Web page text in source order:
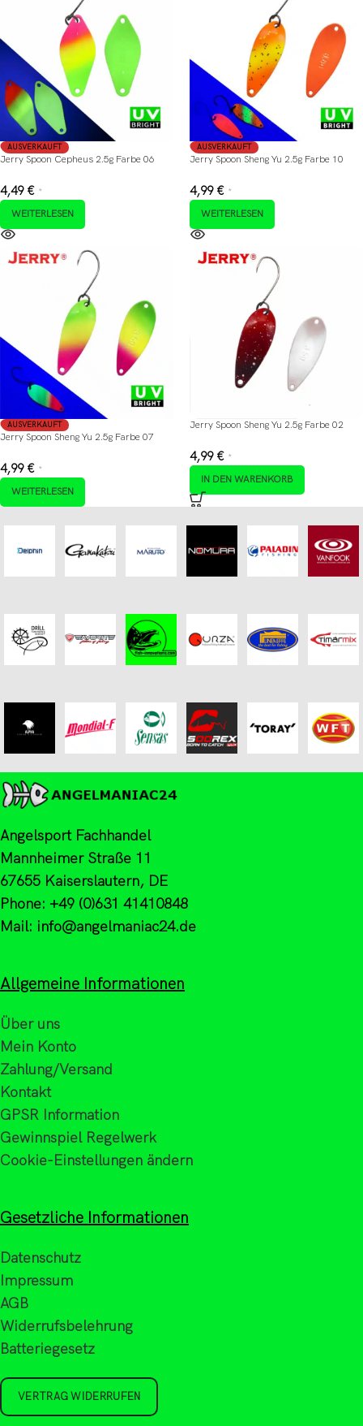
AUSVERKAUFT
Jerry Spoon Cepheus 2.5g Farbe 06
4,49 € *
WEITERLESEN
AUSVERKAUFT
Jerry Spoon Sheng Yu 2.5g Farbe 10
4,99 € *
WEITERLESEN
AUSVERKAUFT
Jerry Spoon Sheng Yu 2.5g Farbe 07
4,99 € *
WEITERLESEN
Jerry Spoon Sheng Yu 2.5g Farbe 02
4,99 € *
IN DEN WARENKORB
Angelsport Fachhandel
Mannheimer Straße 11
67655 Kaiserslautern, DE
Phone: +49 (0)631 41410848
Mail: info@angelmaniac24.de
Allgemeine Informationen
Über uns
Mein Konto
Zahlung/Versand
Kontakt
GPSR Information
Gewinnspiel Regelwerk
Cookie-Einstellungen ändern
Gesetzliche Informationen
Datenschutz
Impressum
AGB
Widerrufsbelehrung
Batteriegesetz
VERTRAG WIDERRUFEN